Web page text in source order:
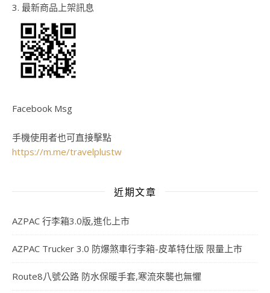
3. 最新商品上架訊息
Facebook Msg
手機使用者也可直接擊點
https://m.me/travelplustw
近期文章
AZPAC 行李箱3.0版,進化上市
AZPAC Trucker 3.0 防爆煞車行李箱-皮革特仕版 限量上市
Route8八號公路 防水保暖手套,寒流來襲也無懼